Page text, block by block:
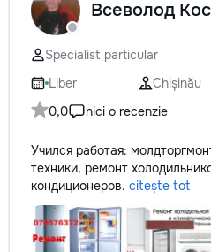
Всеволод
Specialist particular
Liber
Chișinău
0,0
nici o recenzie
Учился работая:
техники, ремонт
кондиционеров. citește tot